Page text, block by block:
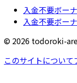
入金不要ボー
入金不要ボー
© 2026 todoroki-
このサイトについて